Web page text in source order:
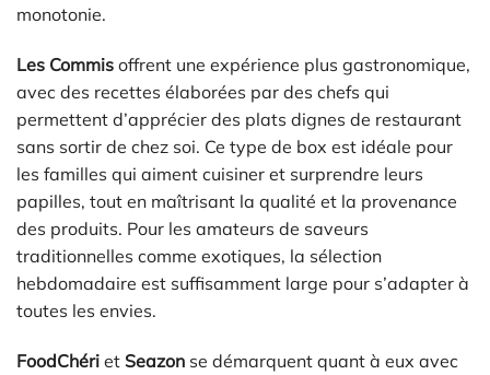
monotonie.
Les Commis offrent une expérience plus gastronomique,
avec des recettes élaborées par des chefs qui
permettent d’apprécier des plats dignes de restaurant
sans sortir de chez soi. Ce type de box est idéale pour
les familles qui aiment cuisiner et surprendre leurs
papilles, tout en maîtrisant la qualité et la provenance
des produits. Pour les amateurs de saveurs
traditionnelles comme exotiques, la sélection
hebdomadaire est suffisamment large pour s’adapter à
toutes les envies.
FoodChéri et Seazon se démarquent quant à eux avec